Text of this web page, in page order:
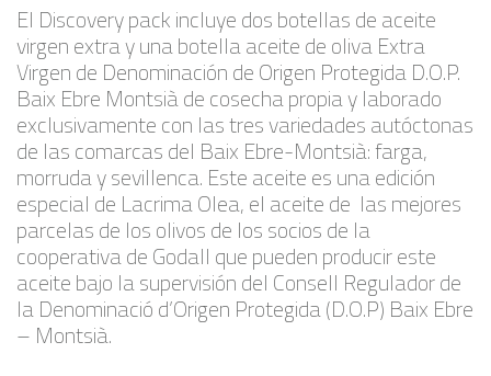
El Discovery pack incluye dos botellas de aceite
virgen extra y una botella aceite de oliva Extra
Virgen de Denominación de Origen Protegida D.O.P.
Baix Ebre Montsià de cosecha propia y laborado
exclusivamente con las tres variedades autóctonas
de las comarcas del Baix Ebre-Montsià: farga,
morruda y sevillenca. Este aceite es una edición
especial de Lacrima Olea, el aceite de las mejores
parcelas de los olivos de los socios de la
cooperativa de Godall que pueden producir este
aceite bajo la supervisión del Consell Regulador de
la Denominació d’Origen Protegida (D.O.P) Baix Ebre
– Montsià.